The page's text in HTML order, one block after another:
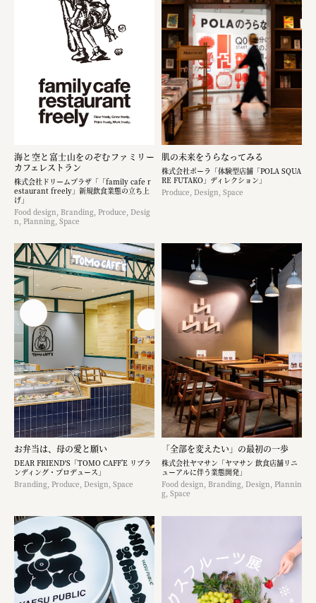
海と空と富士山をのぞむファミリー
カフェレストラン
株式会社ドリームプラザ「「family cafe r
estaurant freely」新規飲食業態の立ち上
げ」
Food design, Branding, Produce, Desig
n, Planning, Space
肌の未来をうらなってみる
株式会社ポーラ「体験型店舗「POLA SQUA
RE FUTAKO」ディレクション」
Produce, Design, Space
お弁当は、母の愛と願い
DEAR FRIEND'S「TOMO CAFF’E リブラ
ンディング・プロデュース」
Branding, Produce, Design, Space
「全部を変えたい」の最初の一歩
株式会社ヤマサン「ヤマサン 飲食店舗リニ
ューアルに伴う業態開発」
Food design, Branding, Design, Plannin
g, Space